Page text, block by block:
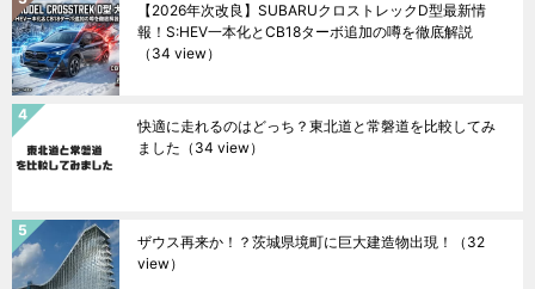
【2026年次改良】SUBARUクロストレックD型最新情
報！S:HEV一本化とCB18ターボ追加の噂を徹底解説
（34 view）
快適に走れるのはどっち？東北道と常磐道を比較してみ
ました （34 view）
ザウス再来か！？茨城県境町に巨大建造物出現！
（32
view）